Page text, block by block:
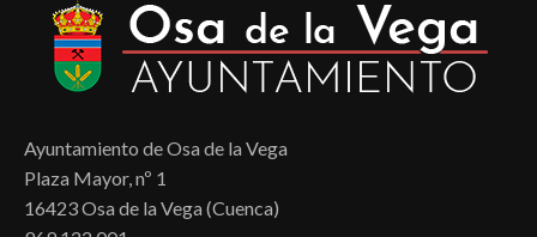
Ayuntamiento de Osa de la Vega
Plaza Mayor, nº 1
16423 Osa de la Vega (Cuenca)